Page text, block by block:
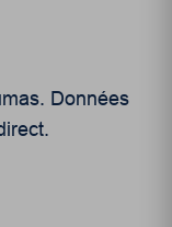
Données